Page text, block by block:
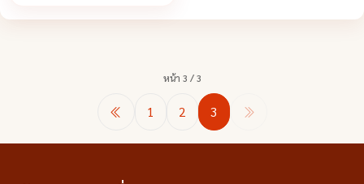
หน้า 3 / 3
1 2 3